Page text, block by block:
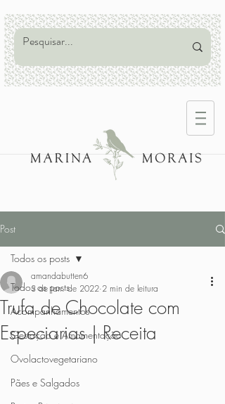
Post
Todos os posts
Acompanhamentos
Gestação e Amamentação
Ovolactovegetariano
Pães e Salgados
Todos os posts
Trufa de Chocolate com
Especiarias | Receita
amandabutten6
3 de jan. de 2022 2 min de leitura